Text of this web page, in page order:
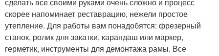
сделать все своими руками очень сложно и процесс
скорее напоминает реставрацию, нежели простое
утепление. Для работы вам понадобятся: фрезерный
станок, ролик для закатки, карандаш или маркер,
герметик, инструменты для демонтажа рамы. Все